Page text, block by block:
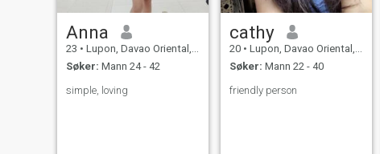
Anna
23 • Lupon, Davao Oriental, Filippinene
Søker: Mann 24 - 42
simple, loving
cathy
20 • Lupon, Davao Oriental, Filippinene
Søker: Mann 22 - 40
friendly person